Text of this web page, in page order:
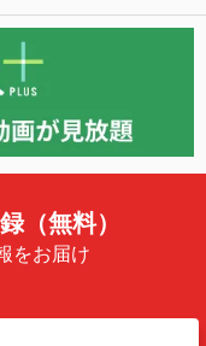
（無料）
をお届け